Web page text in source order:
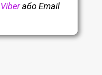
Viberабо Email